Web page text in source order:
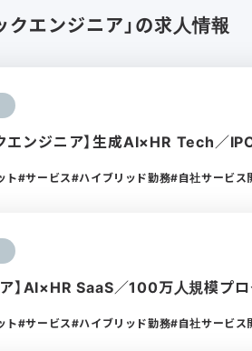
クエンジニア」の求人情報
エンジニア】生成AI×HR Tech／
ト サービス ハイブリッド勤務 自社サービス
】AI×HR SaaS／100万人規模プ
ト サービス ハイブリッド勤務 自社サービス